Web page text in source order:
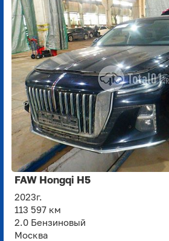
FAW Hongqi H5
2023г.
113 597 км
2.0 Бензиновый
Москва